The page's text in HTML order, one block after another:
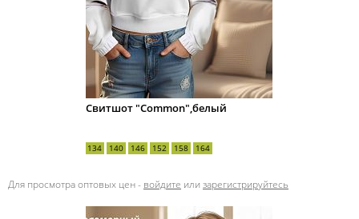
Свитшот "Common",белый
134 140 146 152 158 164
Для просмотра оптовых цен - войдите или зарегистрируйтесь